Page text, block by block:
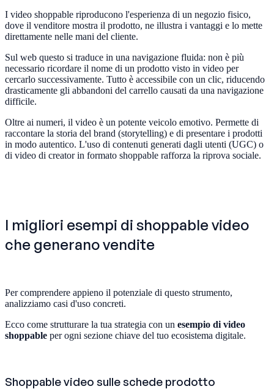
I video shoppable riproducono l'esperienza di un negozio fisico,
dove il venditore mostra il prodotto, ne illustra i vantaggi e lo mette
direttamente nelle mani del cliente.
Sul web questo si traduce in una navigazione fluida: non è più
necessario ricordare il nome di un prodotto visto in video per
cercarlo successivamente. Tutto è accessibile con un clic, riducendo
drasticamente gli abbandoni del carrello causati da una navigazione
difficile.
Oltre ai numeri, il video è un potente veicolo emotivo. Permette di
raccontare la storia del brand (storytelling) e di presentare i prodotti
in modo autentico. L'uso di contenuti generati dagli utenti (UGC) o
di video di creator in formato shoppable rafforza la riprova sociale.
I migliori esempi di shoppable video
che generano vendite
Per comprendere appieno il potenziale di questo strumento,
analizziamo casi d'uso concreti.
Ecco come strutturare la tua strategia con un esempio di video
shoppable per ogni sezione chiave del tuo ecosistema digitale.
Shoppable video sulle schede prodotto